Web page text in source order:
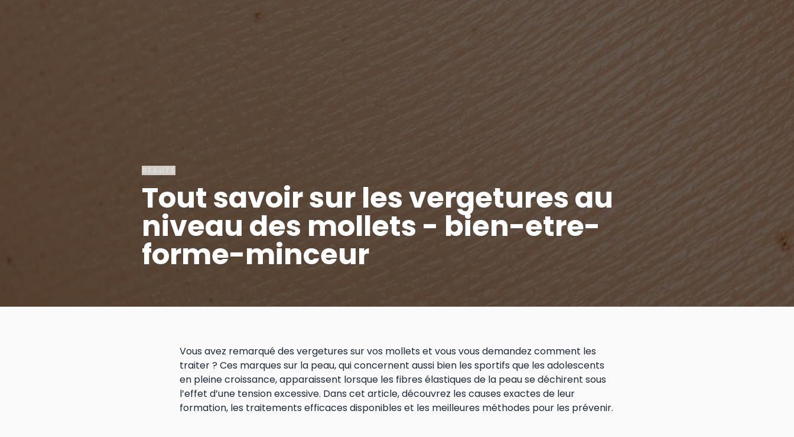
Tout savoir sur les vergetures au
niveau des mollets - bien-etre-
forme-minceur
Vous avez remarqué des vergetures sur vos mollets et vous vous demandez comment les
traiter ? Ces marques sur la peau, qui concernent aussi bien les sportifs que les adolescents
en pleine croissance, apparaissent lorsque les fibres élastiques de la peau se déchirent sous
l’effet d’une tension excessive. Dans cet article, découvrez les causes exactes de leur
formation, les traitements efficaces disponibles et les meilleures méthodes pour les prévenir.